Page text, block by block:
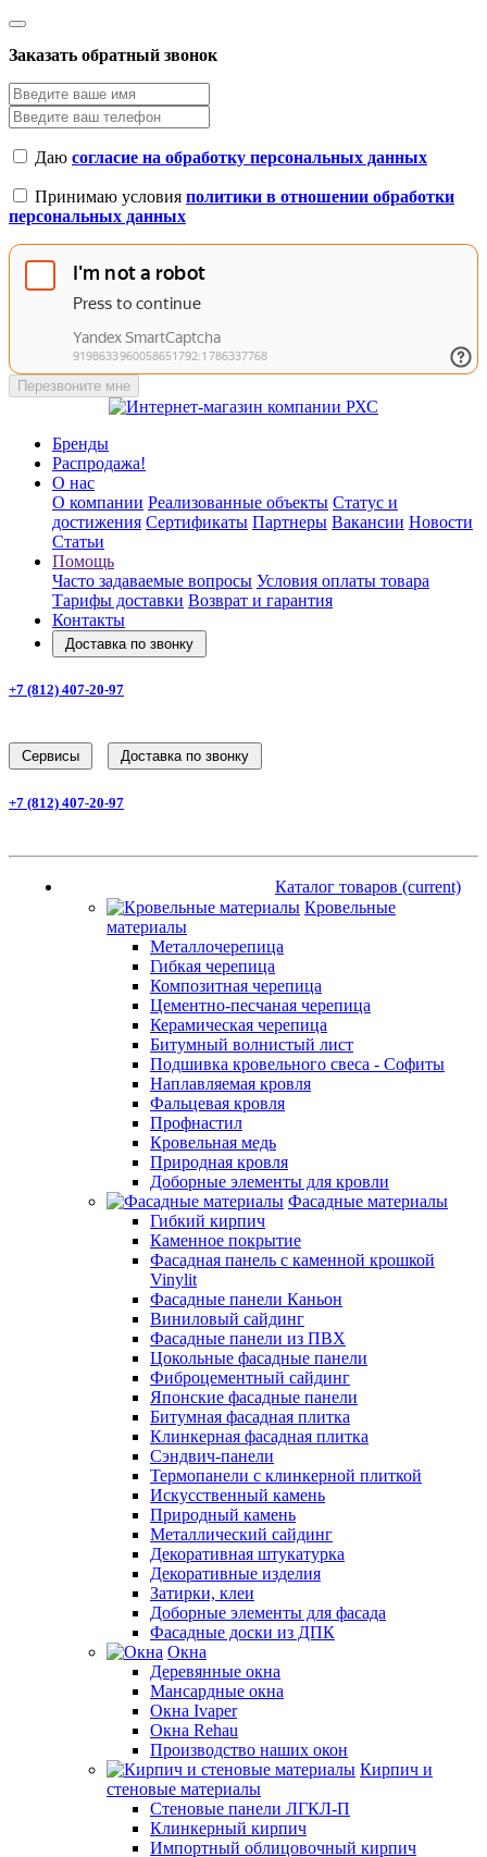
Заказать обратный звонок
Даю согласие на обработку персональных данных
Принимаю условия политики в отношении обработки
персональных данных
Перезвоните мне
Бренды
Распродажа!
О нас
О компании Реализованные объекты Статус и
достижения Сертификаты Партнеры Вакансии Новости
Статьи
Помощь
Часто задаваемые вопросы Условия оплаты товара
Тарифы доставки Возврат и гарантия
Контакты
Доставка по звонку
+7 (812) 407-20-97
Cервисы Доставка по звонку
+7 (812) 407-20-97
Каталог товаров (current)
Кровельные
материалы
Металлочерепица
Гибкая черепица
Композитная черепица
Цементно-песчаная черепица
Керамическая черепица
Битумный волнистый лист
Подшивка кровельного свеса - Софиты
Наплавляемая кровля
Фальцевая кровля
Профнастил
Кровельная медь
Природная кровля
Доборные элементы для кровли
Фасадные материалы
Гибкий кирпич
Каменное покрытие
Фасадная панель с каменной крошкой
Vinylit
Фасадные панели Каньон
Виниловый сайдинг
Фасадные панели из ПВХ
Цокольные фасадные панели
Фиброцементный сайдинг
Японские фасадные панели
Битумная фасадная плитка
Клинкерная фасадная плитка
Сэндвич-панели
Термопанели с клинкерной плиткой
Искусственный камень
Природный камень
Металлический сайдинг
Декоративная штукатурка
Декоративные изделия
Затирки, клеи
Доборные элементы для фасада
Фасадные доски из ДПК
Окна
Деревянные окна
Мансардные окна
Окна Ivaper
Окна Rehau
Производство наших окон
Кирпич и
стеновые материалы
Стеновые панели ЛГКЛ-П
Клинкерный кирпич
Импортный облицовочный кирпич